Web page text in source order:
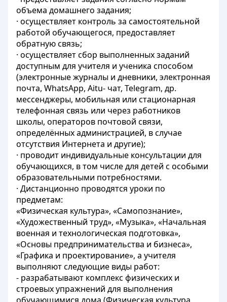
объема домашнего задания;
· осуществляет контроль за самостоятельной
работой обучающегося, предоставляет
обратную связь;
· осуществляет сбор выполненных заданий
доступным для учителя и ученика способом
(электронные журналы и дневники, электронная
почта, WhatsApp, Aitu- чат, Telegram, др.
мессенджеры, мобильная или стационарная
телефонная связь или через работников
школы, операторов почтовой связи,
определённых администрацией, в случае
отсутствия Интернета и другие);
· проводит индивидуальные консультации для
обучающихся, в том числе для детей с особыми
образовательными потребностями.
· Дистанционно проводятся уроки по
предметам:
«Физическая культура», «Самопознание»,
«Художественный труд», «Музыка», «Начальная
военная и технологическая подготовка»,
«Основы предпринимательства и бизнеса»,
«Графика и проектирование», а учителя
выполняют следующие виды работ:
- разрабатывают комплекс физических и
строевых упражнений для выполнения